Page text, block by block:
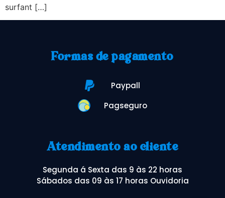
surfant […]
Formas de pagamento
Paypall
Pagseguro
Atendimento ao cliente
Segunda á Sexta das 9 às 22 horas
Sábados das 09 às 17 horas Ouvidoria